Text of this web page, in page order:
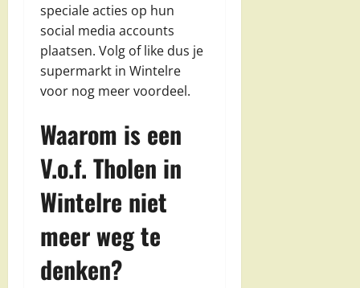
speciale acties op hun
social media accounts
plaatsen. Volg of like dus je
supermarkt in Wintelre
voor nog meer voordeel.
Waarom is een
V.o.f. Tholen in
Wintelre niet
meer weg te
denken?